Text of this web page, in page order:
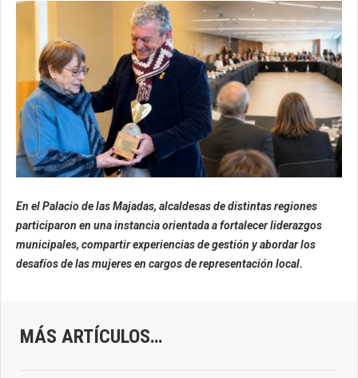
En el Palacio de las Majadas, alcaldesas de distintas regiones
participaron en una instancia orientada a fortalecer liderazgos
municipales, compartir experiencias de gestión y abordar los
desafíos de las mujeres en cargos de representación local.
MÁS ARTÍCULOS…